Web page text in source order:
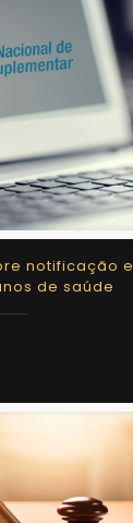
notificação e
de saúde